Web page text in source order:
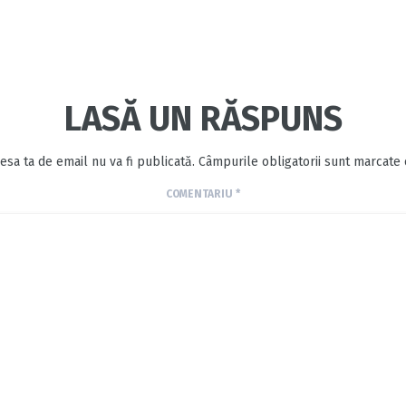
LASĂ UN RĂSPUNS
ta de email nu va fi publicată. Câmpurile obligatorii sunt marcate
COMENTARIU *